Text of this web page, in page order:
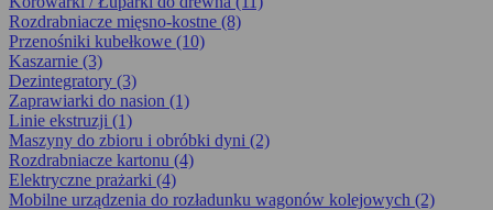
Rozdrabniacze mięsno-kostne (8)
Przenośniki kubełkowe (10)
Kaszarnie (3)
Dezintegra­tory (3)
Zaprawiarki do nasion (1)
Linie ekstruzji (1)
Maszyny do zbioru i obróbki dyni (2)
Rozdrabniacze kartonu (4)
Elektryczne prażarki (4)
Mobilne urządzenia do rozładunku wagonów kolejowych (2)